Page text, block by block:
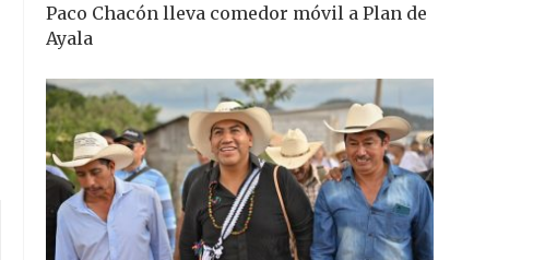
Paco Chacón lleva comedor móvil a Plan de
Ayala